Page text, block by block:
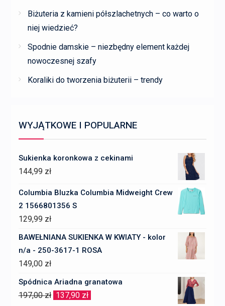
Biżuteria z kamieni półszlachetnych – co warto o
niej wiedzieć?
Spodnie damskie – niezbędny element każdej
nowoczesnej szafy
Koraliki do tworzenia biżuterii – trendy
WYJĄTKOWE I POPULARNE
Sukienka koronkowa z cekinami
144,99 zł
Columbia Bluzka Columbia Midweight Crew
2 1566801356 S
129,99 zł
BAWEŁNIANA SUKIENKA W KWIATY - kolor
n/a - 250-3617-1 ROSA
149,00 zł
Spódnica Ariadna granatowa
197,00zł Pierwotna
137,90 zł